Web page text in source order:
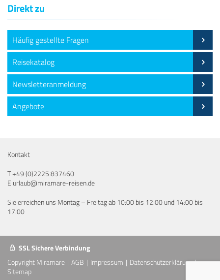
Direkt zu
Häufig gestellte Fragen
Reisekatalog
Newsletteranmeldung
Angebote
Kontakt
T+49 (0)2225 837460
E urlaub@miramare-reisen.de
Sie erreichen uns Montag – Freitag ab 10:00 bis 12:00 und 14:00 bis
17.00
SSL Sichere Verbindung
Copyright Miramare
AGB Impressum
Datenschutzerklärung
Sitemap